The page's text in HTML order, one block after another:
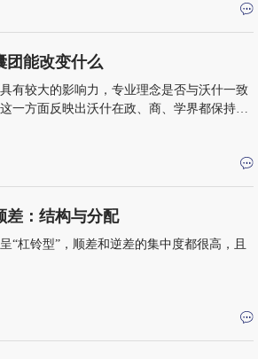
团能改变什么
有较大的影响力，专业理念是否与沃什一致
一方面反映出沃什在政、商、学界都保持活
差：结构与分配
“杠铃型”，顺差和逆差的集中度都很高，且